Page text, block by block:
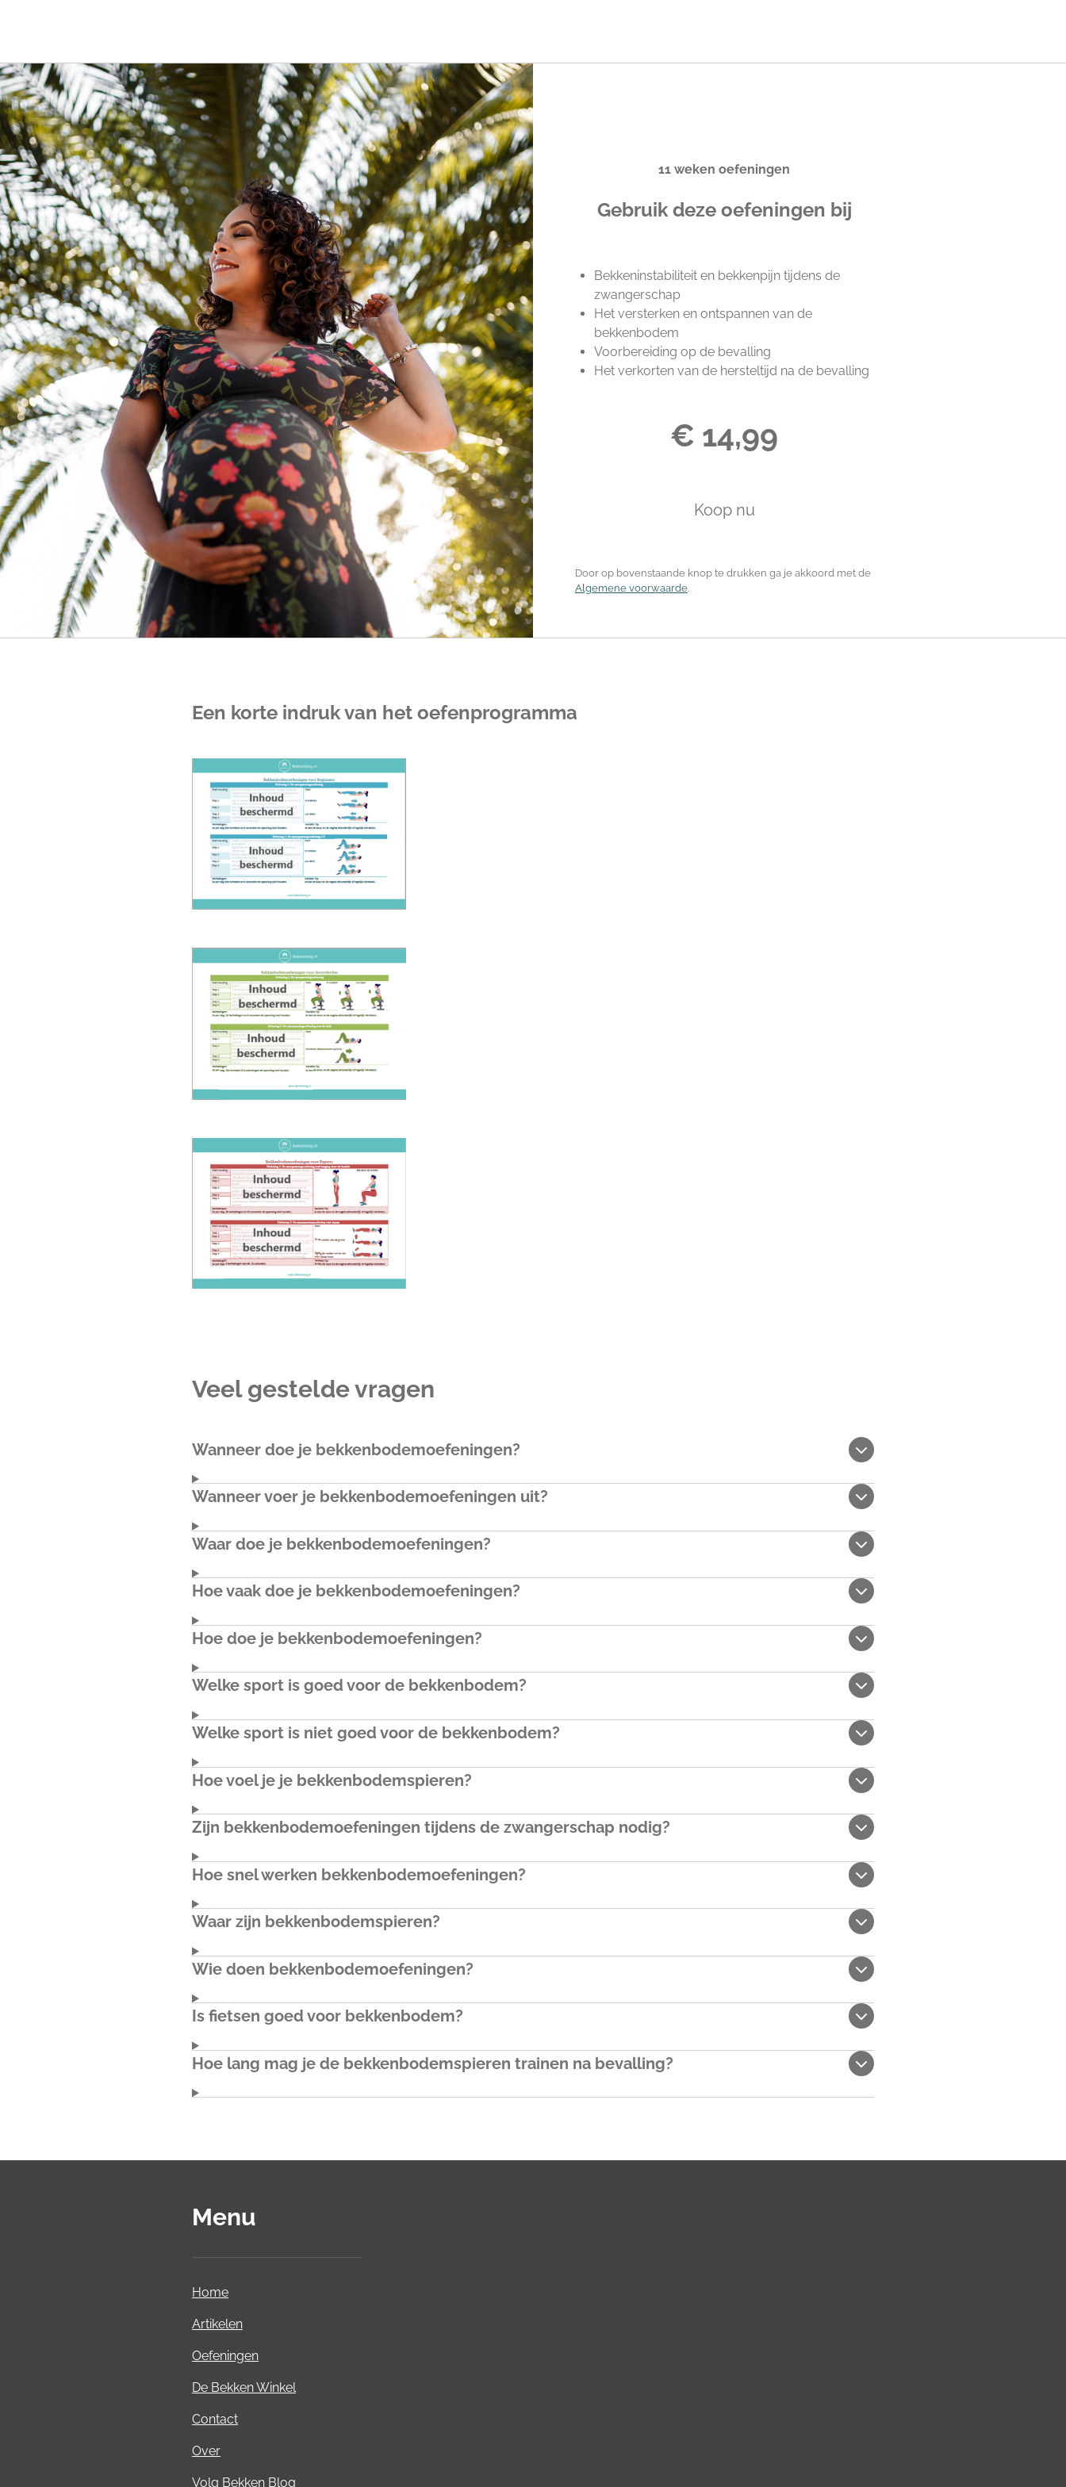
11 weken oefeningen
Gebruik deze oefeningen bij
Bekkeninstabiliteit en bekkenpijn tijdens de
zwangerschap
Het versterken en ontspannen van de
bekkenbodem
Voorbereiding op de bevalling
Het verkorten van de hersteltijd na de bevalling
€ 14,99
Koop nu
Door op bovenstaande knop te drukken ga je akkoord met de
Algemene voorwaarde.
Een korte indruk van het oefenprogramma
Veel gestelde vragen
Wanneer doe je bekkenbodemoefeningen?
Wanneer voer je bekkenbodemoefeningen uit?
Waar doe je bekkenbodemoefeningen?
Hoe vaak doe je bekkenbodemoefeningen?
Hoe doe je bekkenbodemoefeningen?
Welke sport is goed voor de bekkenbodem?
Welke sport is niet goed voor de bekkenbodem?
Hoe voel je je bekkenbodemspieren?
Zijn bekkenbodemoefeningen tijdens de zwangerschap nodig?
Hoe snel werken bekkenbodemoefeningen?
Waar zijn bekkenbodemspieren?
Wie doen bekkenbodemoefeningen?
Is fietsen goed voor bekkenbodem?
Hoe lang mag je de bekkenbodemspieren trainen na bevalling?
Menu
Home
Artikelen
Oefeningen
De Bekken Winkel
Contact
Over
Volg Bekken Blog